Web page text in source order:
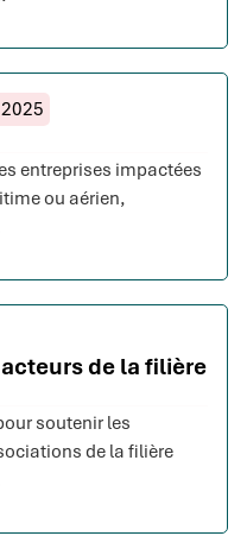
entreprises impactées
ou aérien,
de la filière
soutenir les
de la filière